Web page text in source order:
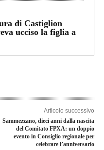
di Castiglion
ucciso la figlia a
Articolo successivo
Sammezzano, dieci anni dalla nascita
del Comitato FPXA: un doppio
evento in Consiglio regionale per
celebrare l’anniversario